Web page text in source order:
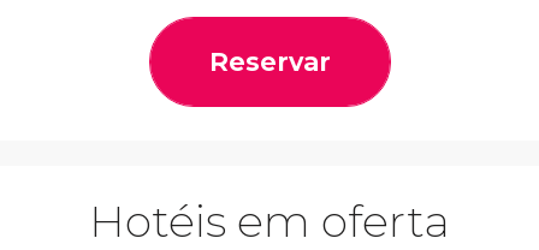
Reservar
Hotéis em oferta